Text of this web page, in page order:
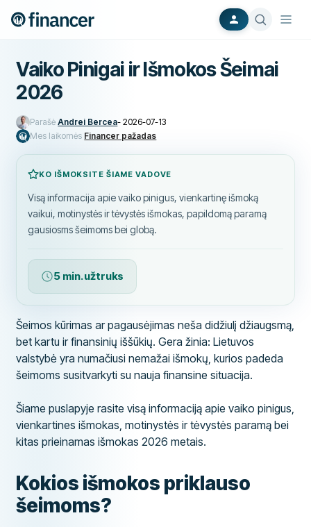
Vaiko Pinigai ir Išmokos Šeimai
2026
Parašė Andrei Bercea-2026-07-13
Mes laikomės Financer pažadas
KO IŠMOKSITE ŠIAME VADOVE
Visą informacija apie vaiko pinigus, vienkartinę išmoką
vaikui, motinystės ir tėvystės išmokas, papildomą paramą
gausiosms šeimoms bei globą.
5 min. užtruks
Šeimos kūrimas ar pagausėjimas neša didžiulį džiaugsmą,
bet kartu ir finansinių iššūkių. Gera žinia: Lietuvos
valstybė yra numačiusi nemažai išmokų, kurios padeda
šeimoms susitvarkyti su nauja finansine situacija.
Šiame puslapyje rasite visą informaciją apie vaiko pinigus,
vienkartines išmokas, motinystės ir tėvystės paramą bei
kitas prieinamas išmokas 2026 metais.
Kokios išmokos priklauso
šeimoms?